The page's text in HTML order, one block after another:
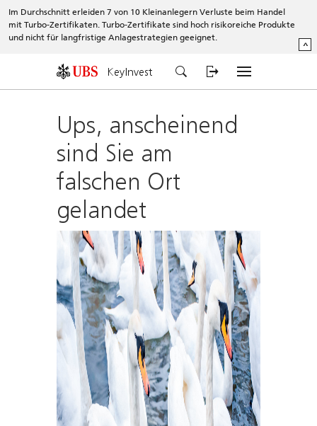
Im Durchschnitt erleiden 7 von 10 Kleinanlegern Verluste beim Handel
mit Turbo-Zertifikaten. Turbo-Zertifikate sind hoch risikoreiche Produkte
und nicht für langfristige Anlagestrategien geeignet.
^
KeyInvest
Ups, anscheinend
sind Sie am
falschen Ort
gelandet